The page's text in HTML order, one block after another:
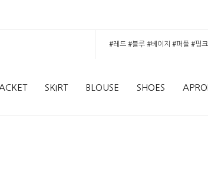
SKIRT BLOUSE SHOES